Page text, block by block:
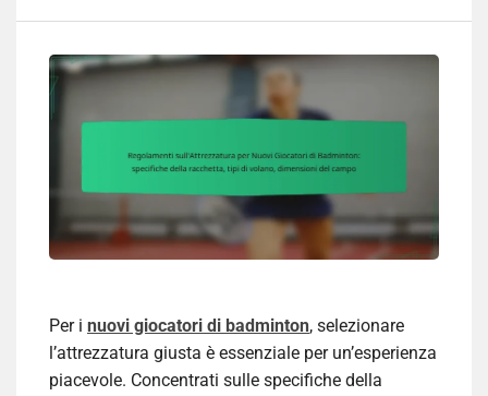
Per i nuovi giocatori di badminton, selezionare
l’attrezzatura giusta è essenziale per un’esperienza
piacevole. Concentrati sulle specifiche della